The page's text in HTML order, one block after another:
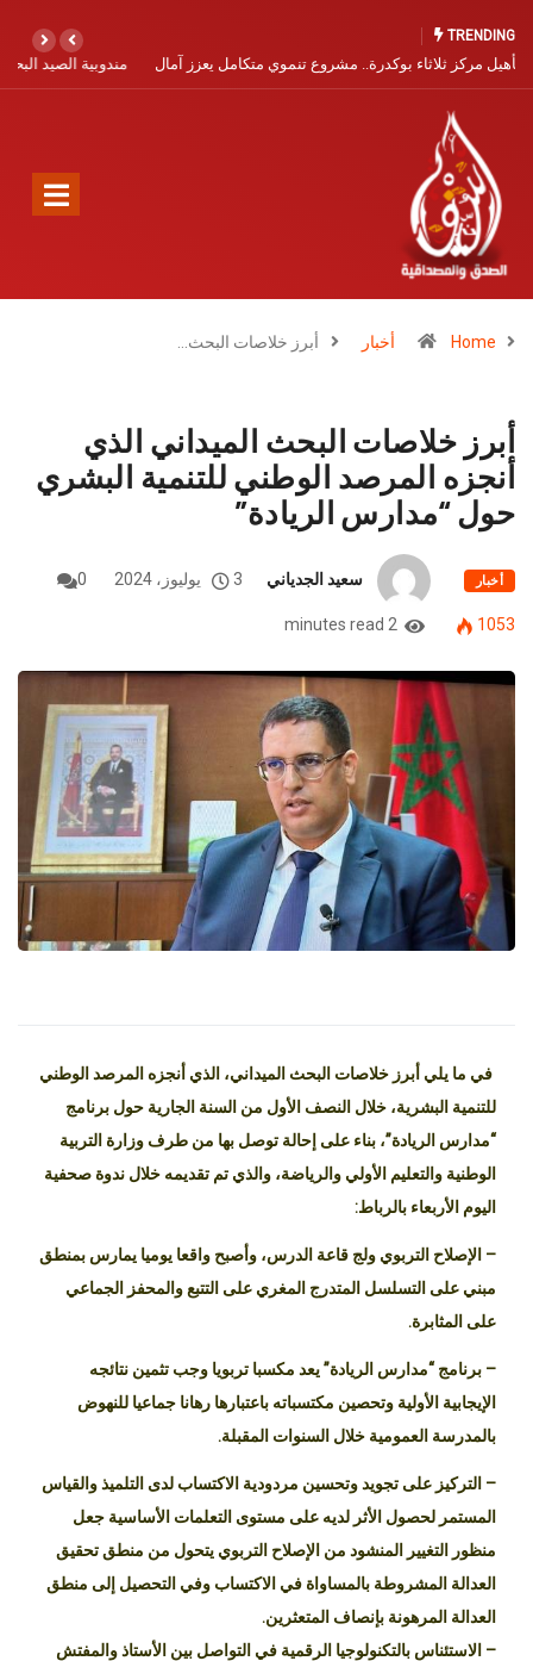
TRENDING
مندوبية الصيد البحري بآسفي تفتح باب التسجيل البحري برسم سنة 2026
Home أخبار أبرز خلاصات البحث…
أبرز خلاصات البحث الميداني الذي
أنجزه المرصد الوطني للتنمية البشري
حول “مدارس الريادة”
أخبار سعيد الجدياني 3 يوليوز، 2024 0
1053
2 minutes read
في ما يلي أبرز خلاصات البحث الميداني، الذي أنجزه المرصد الوطني
للتنمية البشرية، خلال النصف الأول من السنة الجارية حول برنامج
“مدارس الريادة”، بناء على إحالة توصل بها من طرف وزارة التربية
الوطنية والتعليم الأولي والرياضة، والذي تم تقديمه خلال ندوة صحفية
اليوم الأربعاء بالرباط:
– الإصلاح التربوي ولج قاعة الدرس، وأصبح واقعا يوميا يمارس بمنطق
مبني على التسلسل المتدرج المغري على التتبع والمحفز الجماعي
على المثابرة.
– برنامج “مدارس الريادة” يعد مكسبا تربويا وجب تثمين نتائجه
الإيجابية الأولية وتحصين مكتسباته باعتبارها رهانا جماعيا للنهوض
بالمدرسة العمومية خلال السنوات المقبلة.
– التركيز على تجويد وتحسين مردودية الاكتساب لدى التلميذ والقياس
المستمر لحصول الأثر لديه على مستوى التعلمات الأساسية جعل
منظور التغيير المنشود من الإصلاح التربوي يتحول من منطق تحقيق
العدالة المشروطة بالمساواة في الاكتساب وفي التحصيل إلى منطق
العدالة المرهونة بإنصاف المتعثرين.
– الاستئناس بالتكنولوجيا الرقمية في التواصل بين الأستاذ والمفتش